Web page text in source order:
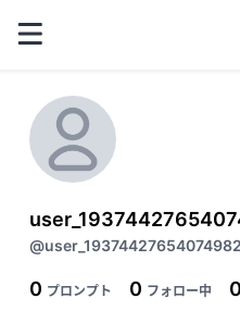
0 プロンプト 0 フォロー中 0